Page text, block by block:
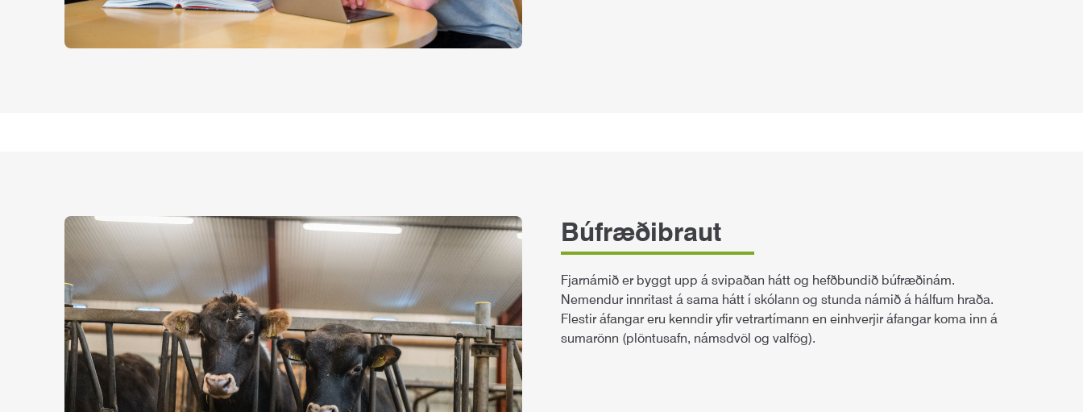
Búfræðibraut
Fjarnámið er byggt upp á svipaðan hátt og hefðbundið búfræðinám.
Nemendur innritast á sama hátt í skólann og stunda námið á hálfum hraða.
Flestir áfangar eru kenndir yfir vetrartímann en einhverjir áfangar koma inn á
sumarönn (plöntusafn, námsdvöl og valfög).